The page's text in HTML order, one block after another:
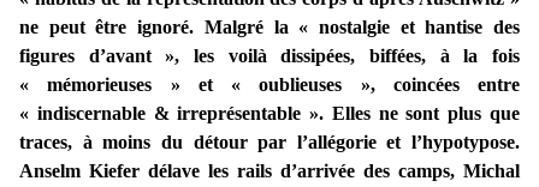
ne peut être ignoré. Malgré la « nostalgie et hantise des
figures d’avant », les voilà dissipées, biffées, à la fois
« mémorieuses » et « oublieuses », coincées entre
« indiscernable & irreprésentable ». Elles ne sont plus que
traces, à moins du détour par l’allégorie et l’hypotypose.
Anselm Kiefer délave les rails d’arrivée des camps, Michal